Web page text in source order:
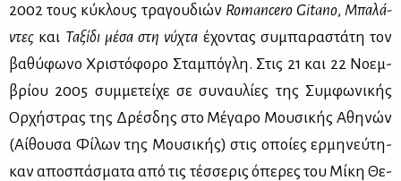
2002 τους κύ­κλους τρα­γου­διών Romancero Gitano,Μπα­λά­
ντες και Τα­ξί­δι μέ­σα στη νύ­χτα έχο­ντας συ­μπα­ρα­στά­τη τον
βα­θύ­φω­νο Χρι­στό­φο­ρο Στα­μπό­γλη. Στις 21 και 22 Νο­εμ­
βρί­ου 2005 συμ­με­τεί­χε σε συ­ναυ­λί­ες της Συμ­φω­νι­κής
Ορ­χή­στρας της Δρέσ­δης στο Μέ­γα­ρο Μου­σι­κής Αθη­νών
(Αί­θου­σα Φί­λων της Μου­σι­κής) στις οποί­ες ερ­μη­νεύ­τη­
καν απο­σπά­σμα­τα από τις τέσ­σε­ρις όπε­ρες του Μί­κη Θε­